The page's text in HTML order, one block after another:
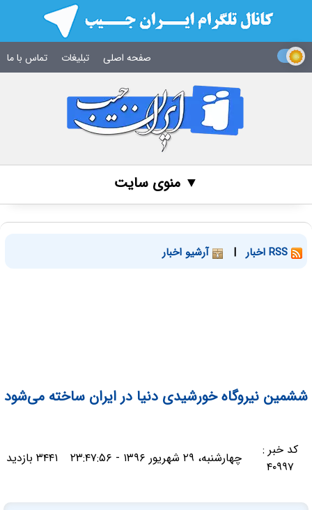
صفحه اصلی تبلیغات تماس با ما
▼ منوی سایت
| آرشیو اخبار
ششمین نیروگاه خورشیدی دنیا در ایران ساخته می‌شود
کد خبر :
۴۰۹۹۷
چهارشنبه، ۲۹ شهریور ۱۳۹۶ - ۲۳:۴۷:۵۶ ۳۴۴۱ بازدید